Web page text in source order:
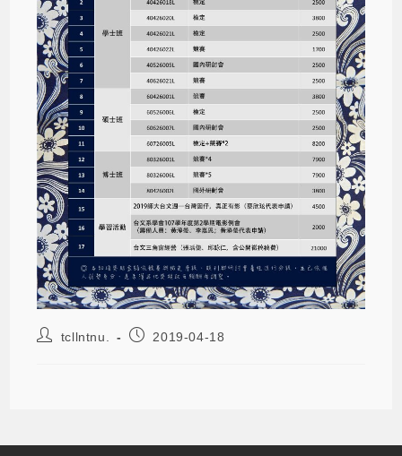
tcllntnu. 2019-04-18